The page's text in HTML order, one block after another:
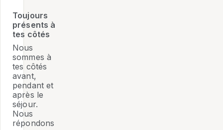
Toujours
présents à
tes côtés
Nous
sommes à
tes côtés
avant,
pendant et
après le
séjour.
Nous
répondons